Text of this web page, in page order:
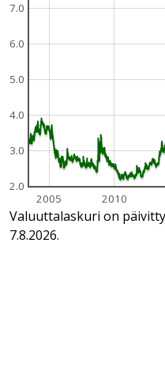
2005 2010
2.0
3.0
4.0
5.0
6.0
7.0
Valuuttalaskuri on
7.8.2026.